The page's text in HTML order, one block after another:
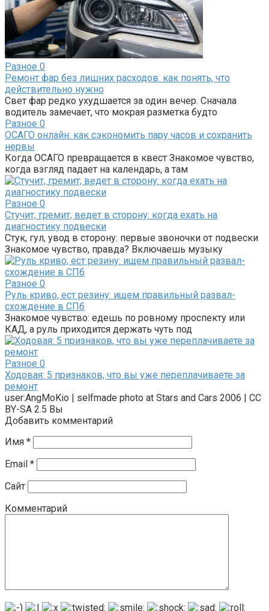
Разное 0
Ремонт фар без лишних расходов: как понять, что
действительно нужно
Свет фар редко ухудшается за один вечер. Сначала
водитель замечает, что мокрая разметка будто
Разное 0
ОСАГО онлайн: как сэкономить пару часов и сохранить
нервы
Когда ОСАГО превращается в квест Знакомое чувство,
когда взгляд падает на календарь, а там
Разное 0
Стучит, гремит, ведет в сторону: когда ехать на
диагностику подвески
Стук, гул, увод в сторону: первые звоночки от подвески
Знакомое чувство, правда? Включаешь музыку
Разное 0
Руль криво, ест резину: ищем правильный развал-
схождение в СПб
Знакомое чувство: едешь по ровному проспекту или
КАД, а руль приходится держать чуть под
Разное 0
Ходовая: 5 признаков, что вы уже переплачиваете за
ремонт
user:AngMoKio | selfmade photo at Stars and Cars 2006 | CC
BY-SA 2.5 Вы
Добавить комментарий
Имя *
Email *
Сайт
Комментарий